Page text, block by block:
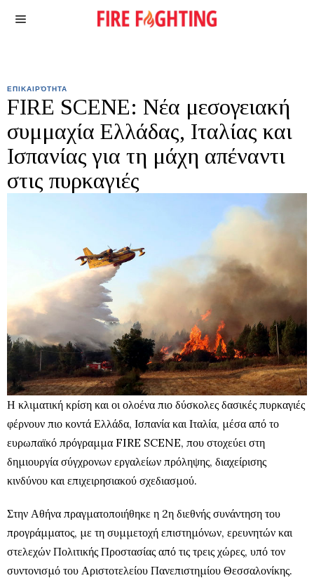
ΕΠΙΚΑΙΡΌΤΗΤΑ
FIRE SCENE: Νέα μεσογειακή
συμμαχία Ελλάδας, Ιταλίας και
Ισπανίας για τη μάχη απέναντι
στις πυρκαγιές
Η κλιματική κρίση και οι ολοένα πιο δύσκολες δασικές πυρκαγιές
φέρνουν πιο κοντά Ελλάδα, Ισπανία και Ιταλία, μέσα από το
ευρωπαϊκό πρόγραμμα FIRE SCENE, που στοχεύει στη
δημιουργία σύγχρονων εργαλείων πρόληψης, διαχείρισης
κινδύνου και επιχειρησιακού σχεδιασμού.
Στην Αθήνα πραγματοποιήθηκε η 2η διεθνής συνάντηση του
προγράμματος, με τη συμμετοχή επιστημόνων, ερευνητών και
στελεχών Πολιτικής Προστασίας από τις τρεις χώρες, υπό τον
συντονισμό του Αριστοτελείου Πανεπιστημίου Θεσσαλονίκης.